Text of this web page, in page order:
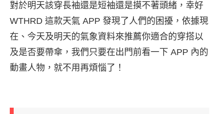
對於明天該穿長袖還是短袖還是摸不著頭緒，幸好
WTHRD 這款天氣 APP 發現了人們的困擾，依據現
在、今天及明天的氣象資料來推薦你適合的穿搭以
及是否要帶傘，我們只要在出門前看一下 APP 內的
動畫人物，就不用再煩惱了！